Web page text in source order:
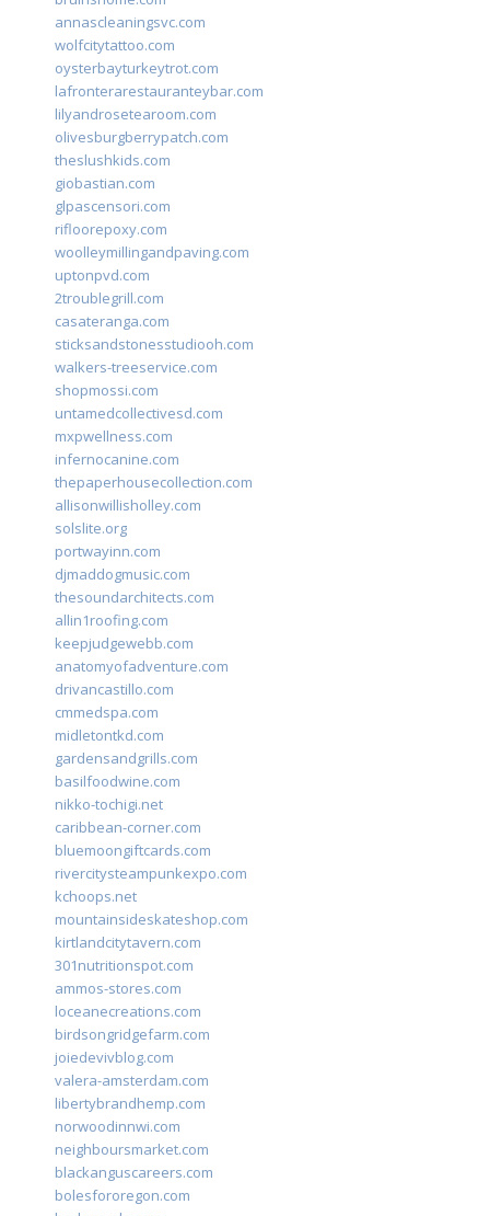
annascleaningsvc.com
wolfcitytattoo.com
oysterbayturkeytrot.com
lafronterarestauranteybar.com
lilyandrosetearoom.com
olivesburgberrypatch.com
theslushkids.com
giobastian.com
glpascensori.com
rifloorepoxy.com
woolleymillingandpaving.com
uptonpvd.com
2troublegrill.com
casateranga.com
sticksandstonesstudiooh.com
walkers-treeservice.com
shopmossi.com
untamedcollectivesd.com
mxpwellness.com
infernocanine.com
thepaperhousecollection.com
allisonwillisholley.com
solslite.org
portwayinn.com
djmaddogmusic.com
thesoundarchitects.com
allin1roofing.com
keepjudgewebb.com
anatomyofadventure.com
drivancastillo.com
cmmedspa.com
midletontkd.com
gardensandgrills.com
basilfoodwine.com
nikko-tochigi.net
caribbean-corner.com
bluemoongiftcards.com
rivercitysteampunkexpo.com
kchoops.net
mountainsideskateshop.com
kirtlandcitytavern.com
301nutritionspot.com
ammos-stores.com
loceanecreations.com
birdsongridgefarm.com
joiedevivblog.com
valera-amsterdam.com
libertybrandhemp.com
norwoodinnwi.com
neighboursmarket.com
blackanguscareers.com
bolesfororegon.com